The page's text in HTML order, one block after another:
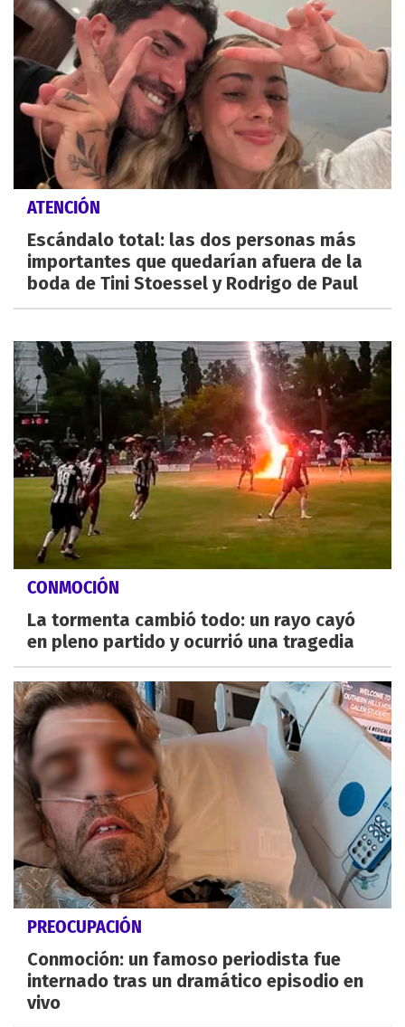
ATENCIÓN
Escándalo total: las dos personas más
importantes que quedarían afuera de la
boda de Tini Stoessel y Rodrigo de Paul
CONMOCIÓN
La tormenta cambió todo: un rayo cayó
en pleno partido y ocurrió una tragedia
PREOCUPACIÓN
Conmoción: un famoso periodista fue
internado tras un dramático episodio en
vivo